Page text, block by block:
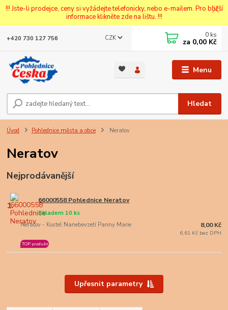
!!! Jste-li prodejce, ceny si vyžádejte telefonicky, nebo e-mailem. Pro bližší
informace klikněte zde na lištu. !!!
Menu
CZK
Hledat
+420 730 127 756 0 ks
za 0,00 Kč
Úvod Pohlednice města a obce Neratov
Neratov
Nejprodávanější
1. 66000558 Pohlednice Neratov
Neratov - Kostel Nanebevzetí Panny Marie
Skladem 10 ks
TOP produkt
8,00 Kč
6,61 Kč bez DPH
Upřesnit parametry